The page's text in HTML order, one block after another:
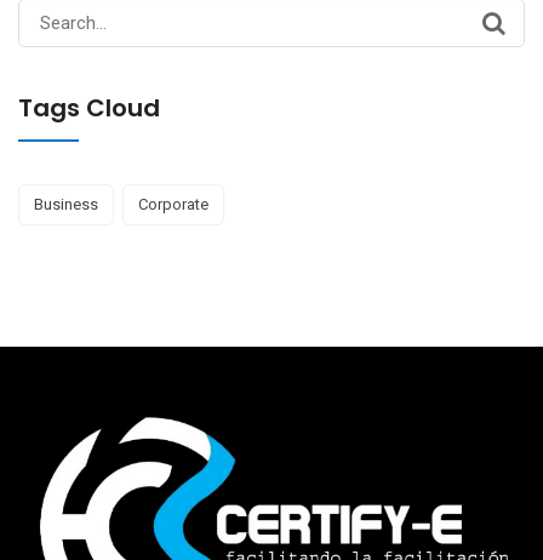
Search
for:
Tags Cloud
Business Corporate